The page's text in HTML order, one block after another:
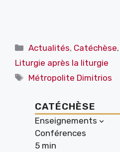
Catégories
Actualités, Catéchèse,
Liturgie après la liturgie
Étiquettes
Métropolite Dimitrios
CATÉCHÈSE
Enseignements
Conférences
5 min